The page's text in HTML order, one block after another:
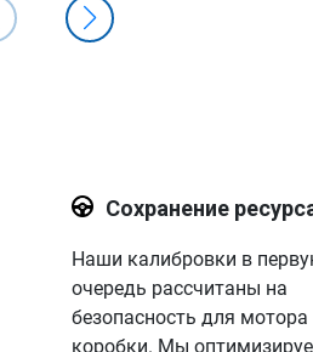
Сохранение
Наши калибровки в
очередь рассчитаны на
безопасность для мотора
коробки. Мы